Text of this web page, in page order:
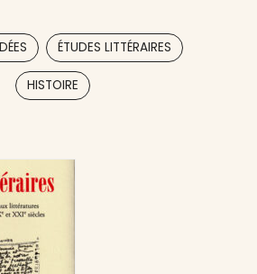
ÉTUDES LITTÉRAIRES
HISTOIRE